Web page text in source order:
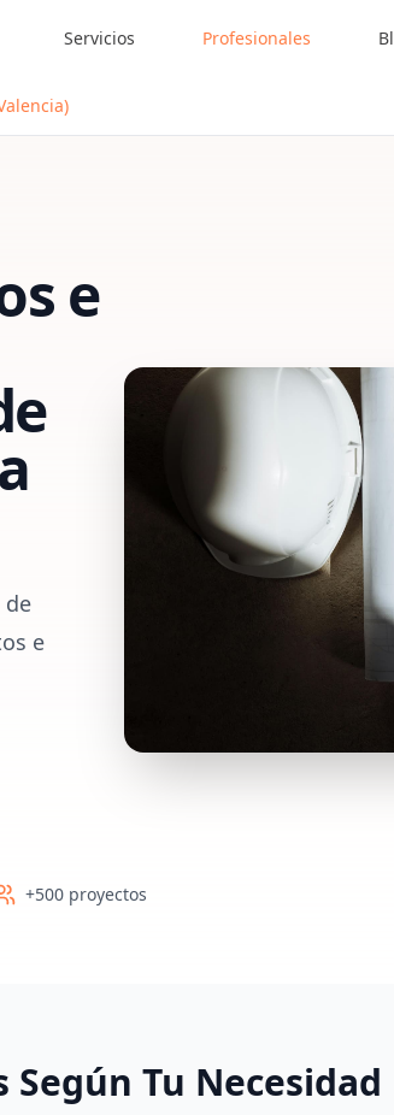
Servicios Profesionales
e
de
e
+500 proyectos
Tu Necesidad